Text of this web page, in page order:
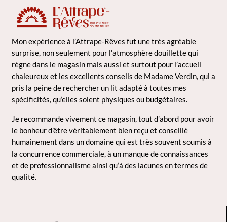
Mon expérience à l’Attrape-Rêves fut une très agréable
surprise, non seulement pour l’atmosphère douillette qui
règne dans le magasin mais aussi et surtout pour l’accueil
chaleureux et les excellents conseils de Madame Verdin, qui a
pris la peine de rechercher un lit adapté à toutes mes
spécificités, qu’elles soient physiques ou budgétaires.
Je recommande vivement ce magasin, tout d’abord pour avoir
le bonheur d’être véritablement bien reçu et conseillé
humainement dans un domaine qui est très souvent soumis à
la concurrence commerciale, à un manque de connaissances
et de professionnalisme ainsi qu’à des lacunes en termes de
qualité.